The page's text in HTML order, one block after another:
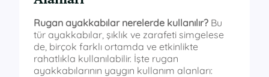
Rugan ayakkabılar nerelerde kullanılır? Bu
tür ayakkabılar, şıklık ve zarafeti simgelese
de, birçok farklı ortamda ve etkinlikte
rahatlıkla kullanılabilir. İşte rugan
ayakkabılarının yaygın kullanım alanları: